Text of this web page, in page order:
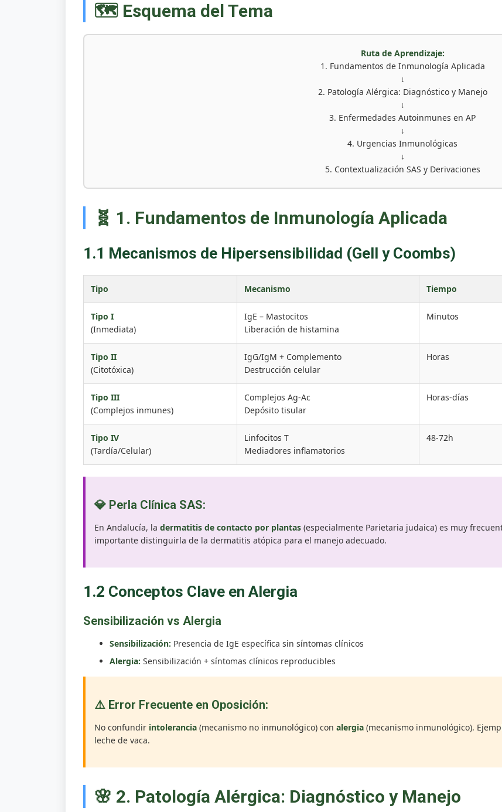
🗺️ Esquema del Tema
Ruta de Aprendizaje:
1. Fundamentos de Inmunología Aplicada
↓
2. Patología Alérgica: Diagnóstico y Manejo
↓
3. Enfermedades Autoinmunes en AP
↓
4. Urgencias Inmunológicas
↓
5. Contextualización SAS y Derivaciones
🧬 1. Fundamentos de Inmunología Aplicada
1.1 Mecanismos de Hipersensibilidad (Gell y Coombs)
Tipo Mecanismo Tiempo
Tipo I
(Inmediata)
IgE – Mastocitos
Liberación de histamina
Minutos
Tipo II
(Citotóxica)
IgG/IgM + Complemento
Destrucción celular
Horas
Tipo III
(Complejos inmunes)
Complejos Ag-Ac
Depósito tisular
Horas-días
Tipo IV
(Tardía/Celular)
Linfocitos T
Mediadores inflamatorios
48-72h
💎 Perla Clínica SAS:
En Andalucía, la dermatitis de contacto por plantas (especialmente Parietaria judaica) es muy
importante distinguirla de la dermatitis atópica para el manejo adecuado.
1.2 Conceptos Clave en Alergia
Sensibilización vs Alergia
Sensibilización: Presencia de IgE específica sin síntomas clínicos
Alergia: Sensibilización + síntomas clínicos reproducibles
⚠️ Error Frecuente en Oposición:
No confundir intolerancia (mecanismo no inmunológico) con alergia (mecanismo inmunológico).
leche de vaca.
🌸 2. Patología Alérgica: Diagnóstico y Manejo